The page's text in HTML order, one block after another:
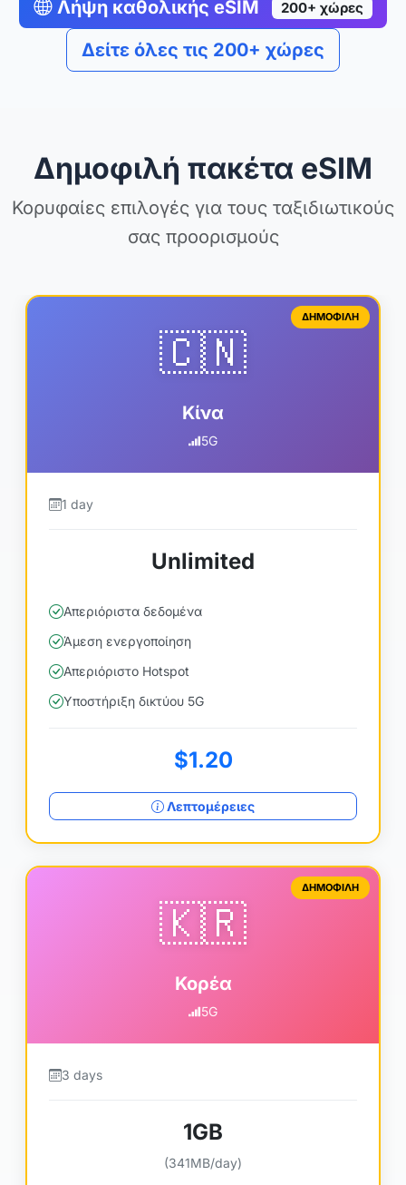
Λήψη καθολικής eSIM 200+ χώρες
Δείτε όλες τις 200+ χώρες
Δημοφιλή πακέτα eSIM
Κορυφαίες επιλογές για τους ταξιδιωτικούς
σας προορισμούς
ΔΗΜΟΦΙΛΗ
🇨🇳
Κίνα
5G
1 day
Unlimited
Απεριόριστα δεδομένα
Άμεση ενεργοποίηση
Απεριόριστο Hotspot
Υποστήριξη δικτύου 5G
$1.20
Λεπτομέρειες
ΔΗΜΟΦΙΛΗ
🇰🇷
Κορέα
5G
3 days
1GB
(341MB/day)